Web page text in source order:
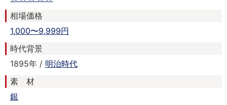
相場価格
1,000〜9,999円
時代背景
1895年 / 明治時代
素 材
銀